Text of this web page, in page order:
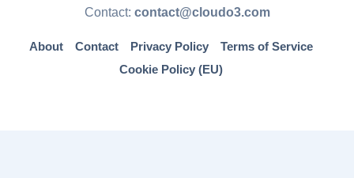
Contact: contact@cloudo3.com
About Contact Privacy Policy
Terms of Service
Cookie Policy (EU)